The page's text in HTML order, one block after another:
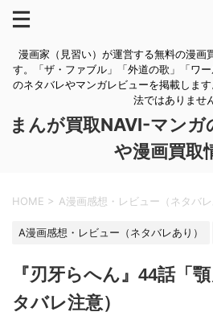
漫画家（見習い）が運営する無料の漫画
す。「ザ・ファブル」「外道の歌」「ワ
のネタバレやマンガレビューを掲載しま
法ではありませ
まんが買取NAVI-マンガ
や漫画買取
HOME > A漫画感想・レビュー（ネタバレ
A漫画感想・レビュー（ネタバレあり）
『刃牙らへん』44話「
タバレ注意）